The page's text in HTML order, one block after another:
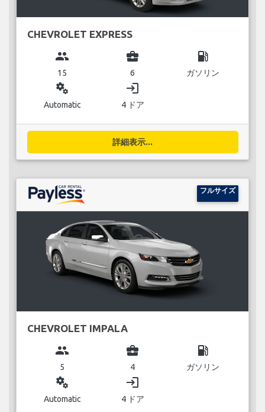
CHEVROLET EXPRESS
group
15
business_center
6
local_gas_station
ガソリン
miscellaneous_services
Automatic
login
4 ドア
詳細表示...
フルサイズ
CHEVROLET IMPALA
group
5
business_center
4
local_gas_station
ガソリン
miscellaneous_services
Automatic
login
4 ドア